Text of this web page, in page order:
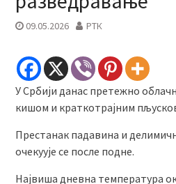
09.05.2026 РТК
У Србији данас претежно
кишом и краткотрајним
Престанак падавина и
очекуује се после подне.
Највиша дневна температура